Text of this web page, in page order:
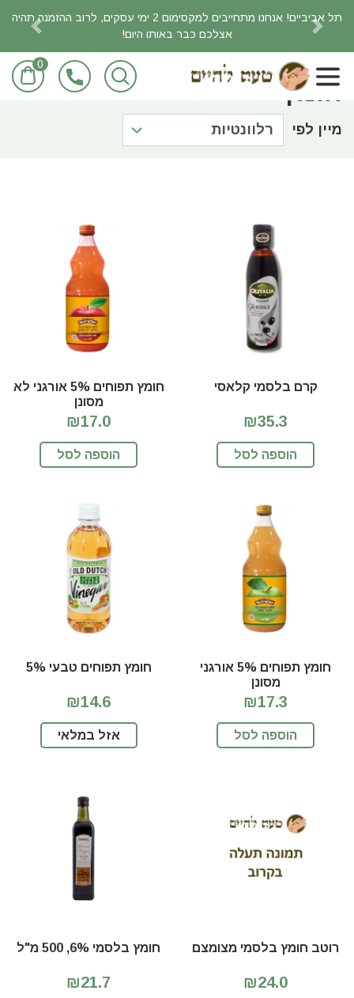
תל אביביים! אנחנו מתחייבים למקסימום 2 ימי עסקים, לרוב ההזמנה תהיה
אצלכם כבר באותו היום!
Next
0 ראשי חומרי בישול ואפיה
חומץ
מיין לפי
קרם בלסמי קלאסי
₪35.3
הוספה לסל
חומץ תפוחים 5% אורגני לא
מסונן
₪17.0
הוספה לסל
חומץ תפוחים 5% אורגני
מסונן
₪17.3
הוספה לסל
חומץ תפוחים טבעי 5%
₪14.6
אזל במלאי
רוטב חומץ בלסמי מצומצם
₪24.0
חומץ בלסמי 6%, 500 מ"ל
₪21.7